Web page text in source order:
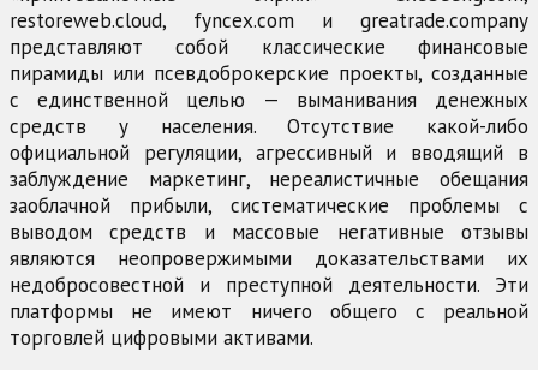
restoreweb.cloud, fyncex.com и greatrade.company
представляют собой классические финансовые
пирамиды или псевдоброкерские проекты, созданные
с единственной целью — выманивания денежных
средств у населения. Отсутствие какой-либо
официальной регуляции, агрессивный и вводящий в
заблуждение маркетинг, нереалистичные обещания
заоблачной прибыли, систематические проблемы с
выводом средств и массовые негативные отзывы
являются неопровержимыми доказательствами их
недобросовестной и преступной деятельности. Эти
платформы не имеют ничего общего с реальной
торговлей цифровыми активами.